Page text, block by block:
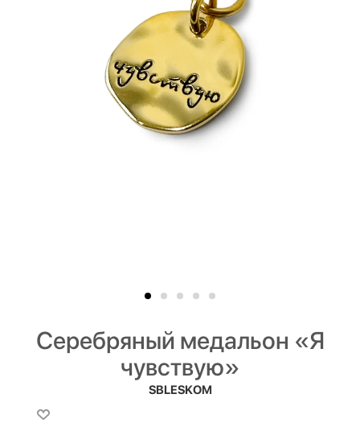
Серебряный медальон «Я
чувствую»
SBLESKOM